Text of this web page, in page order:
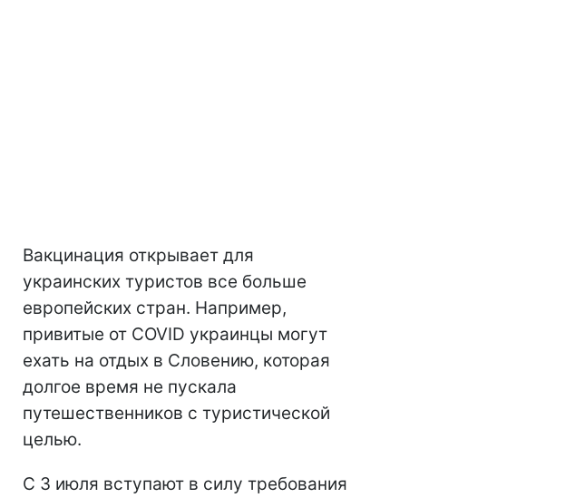
Вакцинация открывает для
украинских туристов все больше
европейских стран. Например,
привитые от COVID украинцы могут
ехать на отдых в Словению, которая
долгое время не пускала
путешественников с туристической
целью.
С 3 июля вступают в силу требования